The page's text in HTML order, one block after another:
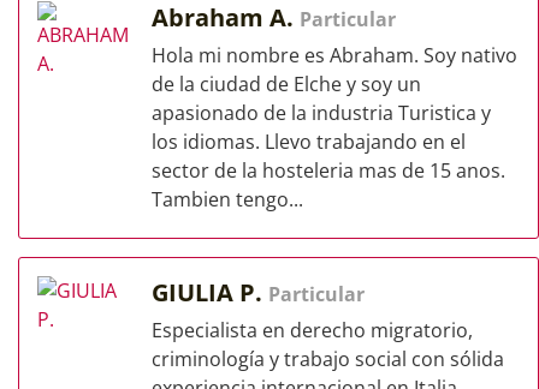
Abraham A. Particular
Hola mi nombre es Abraham. Soy nativo
de la ciudad de Elche y soy un
apasionado de la industria Turistica y
los idiomas. Llevo trabajando en el
sector de la hosteleria mas de 15 anos.
Tambien tengo...
GIULIA P. Particular
Especialista en derecho migratorio,
criminología y trabajo social con sólida